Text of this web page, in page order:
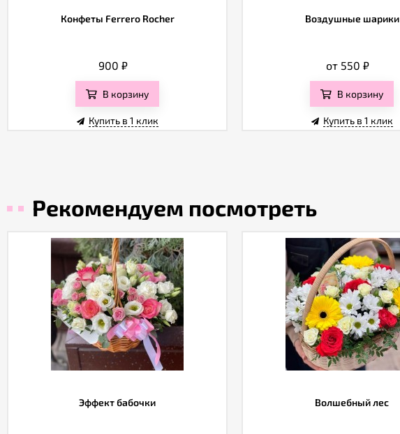
Конфеты Ferrero Rocher
900 ₽
В корзину
Купить в 1 клик
Воздушные шарики
от 550 ₽
В корзину
Купить в 1 клик
Рекомендуем посмотреть
Эффект бабочки Волшебный лес